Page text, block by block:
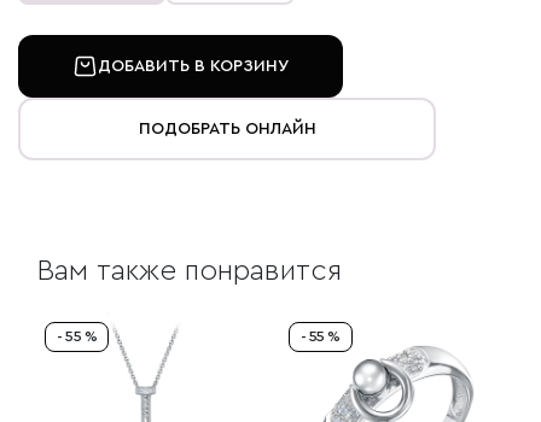
ДОБАВИТЬ В КОРЗИНУ
ПОДОБРАТЬ ОНЛАЙН
Вам также понравится
- 55 % - 55 %